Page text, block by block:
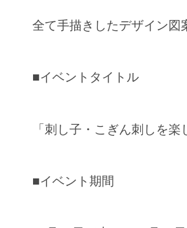
全て手描きしたデザイン図
■イベントタイトル
「刺し子・こぎん刺しを楽
■イベント期間